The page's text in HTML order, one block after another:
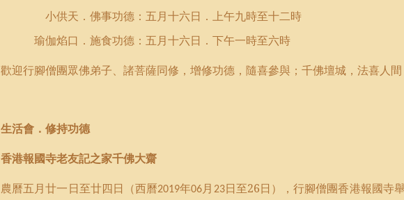
小供天．佛事功德：五月十六日．上午九時至十二時
瑜伽焰口．施食功德：五月十六日．下午一時至六時
歡迎行腳僧團眾佛弟子、諸菩薩同修，增修功德，隨喜參與；千佛壇城，法喜人
生活會．修持功德
香港報國寺老友記之家千佛大齋
農曆五月廿一日至廿四日 （西曆2019年06月 23日至26日），行腳僧團香港報國寺